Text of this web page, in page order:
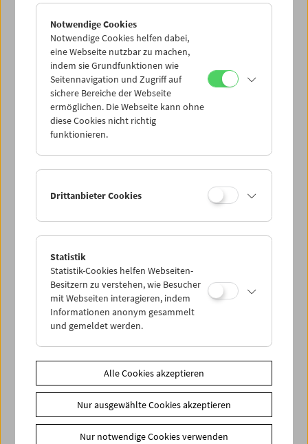
Di 27.5.
Mi 28.5.
Do 29.5.
Sa 31.5.
PROGRAMM ÜBERBLICK
Share on
Notwendige Cookies
Notwendige Cookies helfen dabei,
eine Webseite nutzbar zu machen,
indem sie Grundfunktionen wie
Seitennavigation und Zugriff auf
sichere Bereiche der Webseite
ermöglichen. Die Webseite kann ohne
diese Cookies nicht richtig
funktionieren.
Drittanbieter Cookies
Statistik
Statistik-Cookies helfen Webseiten-
Besitzern zu verstehen, wie Besucher
mit Webseiten interagieren, indem
Informationen anonym gesammelt
und gemeldet werden.
Alle Cookies akzeptieren
Nur ausgewählte Cookies akzeptieren
Nur notwendige Cookies verwenden